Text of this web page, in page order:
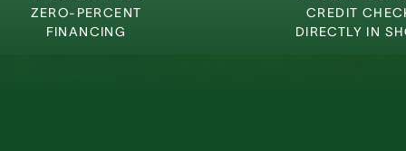
ZERO-PERCENT
FINANCING
CREDIT
DIRECTLY IN